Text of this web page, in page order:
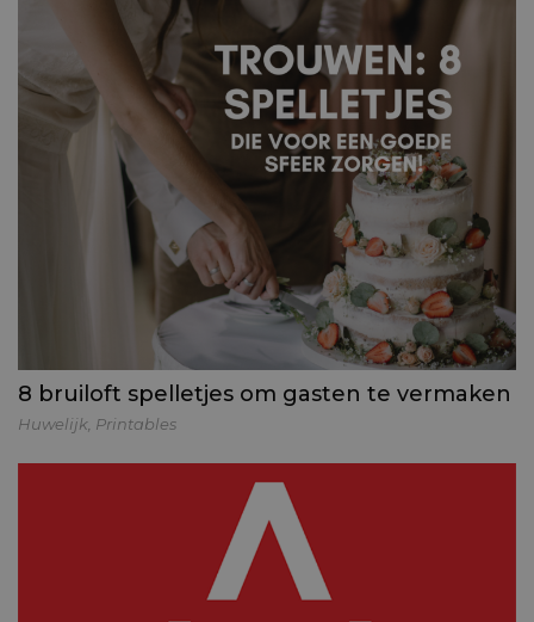
8 bruiloft spelletjes om gasten te vermaken
Huwelijk, Printables